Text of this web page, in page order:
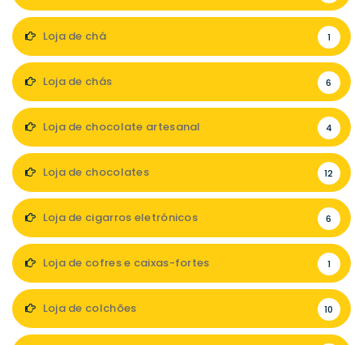
Loja de chá 1
Loja de chás 6
Loja de chocolate artesanal 4
Loja de chocolates 12
Loja de cigarros eletrónicos 6
Loja de cofres e caixas-fortes 1
Loja de colchões 10